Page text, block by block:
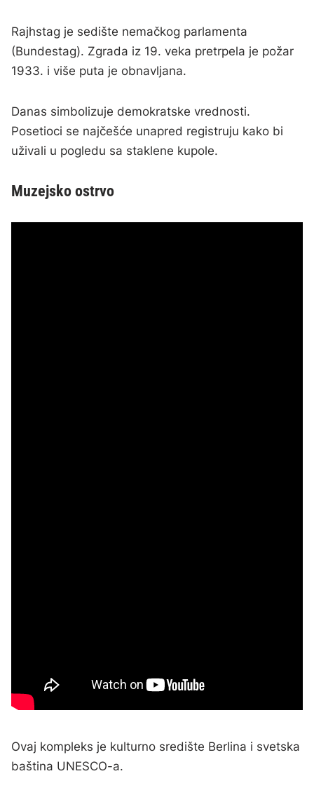
Rajhstag je sedište nemačkog parlamenta
(Bundestag). Zgrada iz 19. veka pretrpela je požar
1933. i više puta je obnavljana.
Danas simbolizuje demokratske vrednosti.
Posetioci se najčešće unapred registruju kako bi
uživali u pogledu sa staklene kupole.
Muzejsko ostrvo
Ovaj kompleks je kulturno središte Berlina i svetska
baština UNESCO-a.